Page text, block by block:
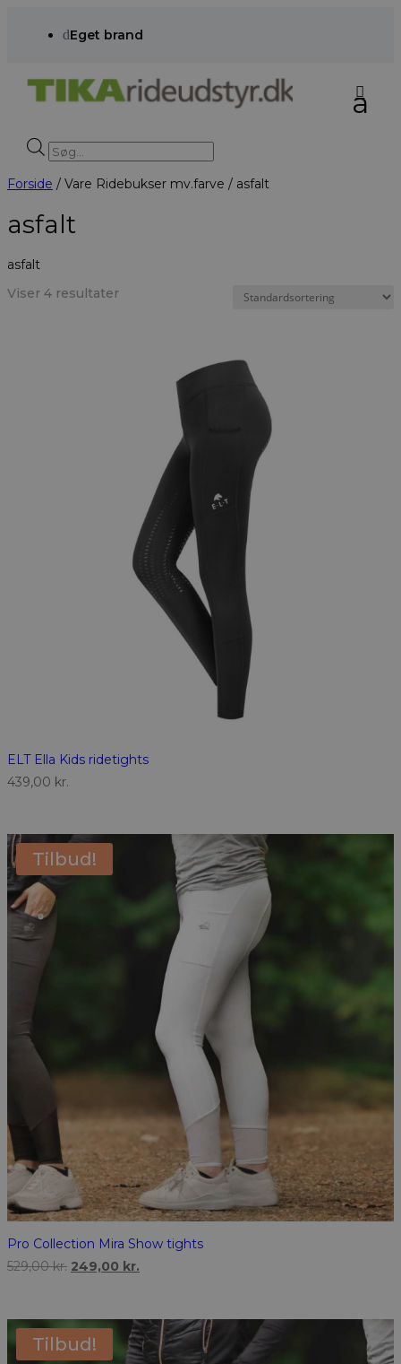
dEget brand
Products
search
Forside / Vare Ridebukser mv.farve / asfalt
asfalt
asfalt
Viser 4 resultater
ELT Ella Kids ridetights
439,00 kr.
Tilbud!
Pro Collection Mira Show tights
529,00kr. Den
529,00 kr..
249,00 kr.
249,00 kr..
Tilbud!